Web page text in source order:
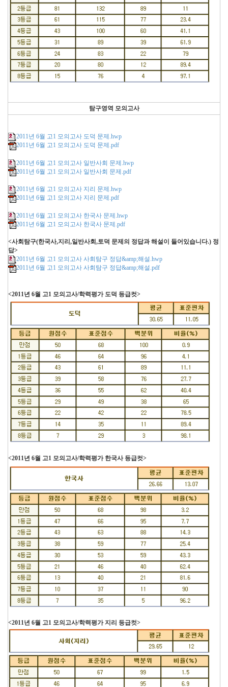
탐구영역 모의고사
2011년 6월 고1 모의고사 도덕 문제.hwp
2011년 6월 고1 모의고사 도덕 문제.pdf
2011년 6월 고1 모의고사 일반사회 문제.hwp
2011년 6월 고1 모의고사 일반사회 문제.pdf
2011년 6월 고1 모의고사 지리 문제.hwp
2011년 6월 고1 모의고사 지리 문제.pdf
2011년 6월 고1 모의고사 한국사 문제.hwp
2011년 6월 고1 모의고사 한국사 문제.pdf
<사회탐구(한국사,지리,일반사회,토덕 문제의 정답과 해설이 들어있습니다.) 정
답>
2011년 6월 고1 모의고사 사회탐구 정답&amp;해설.hwp
2011년 6월 고1 모의고사 사회탐구 정답&amp;해설.pdf
<2011년 6월 고1 모의고사/학력평가 도덕 등급컷>
<2011년 6월 고1 모의고사/학력평가 한국사 등급컷>
<2011년 6월 고1 모의고사/학력평가 지리 등급컷>